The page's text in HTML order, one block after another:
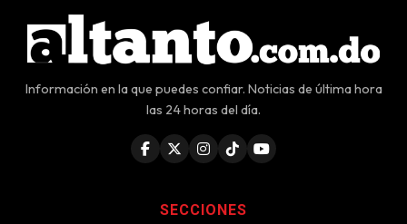
Información en la que puedes confiar. Noticias de última hora
las 24 horas del día.
SECCIONES